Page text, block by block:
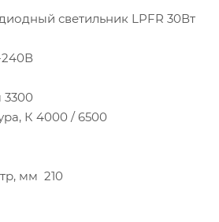
светильник LPFR 30Вт
3300
К 4000 / 6500
мм 210